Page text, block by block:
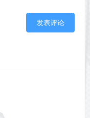
发表评论